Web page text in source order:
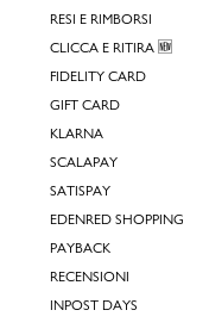
RESI E RIMBORSI
CLICCA E RITIRA 🆕
FIDELITY CARD
GIFT CARD
KLARNA
SCALAPAY
SATISPAY
EDENRED SHOPPING
PAYBACK
RECENSIONI
INPOST DAYS